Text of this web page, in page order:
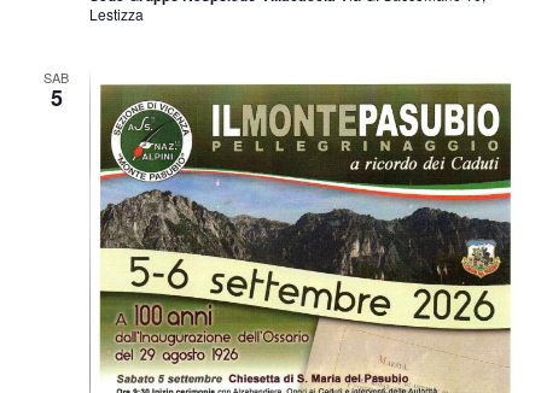
Lestizza
SAB
5